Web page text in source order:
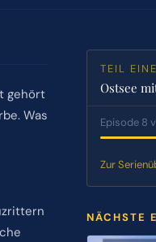
gehört
Was
TEIL
Ostsee
Episode 8
Zur
NÄCHSTE